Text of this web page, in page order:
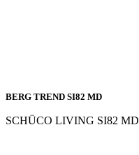
BERG TREND SI82 MD
SCHÜCO LIVING SI82 MD